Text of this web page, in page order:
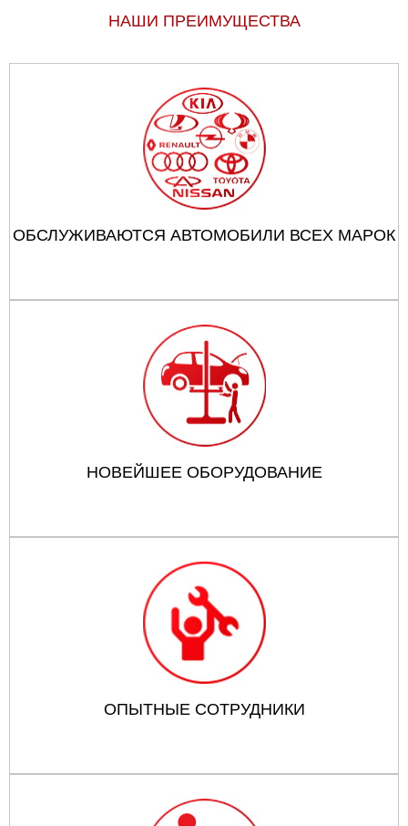
НАШИ ПРЕИМУЩЕСТВА
ОБСЛУЖИВАЮТСЯ АВТОМОБИЛИ ВСЕХ МАРОК
НОВЕЙШЕЕ ОБОРУДОВАНИЕ
ОПЫТНЫЕ СОТРУДНИКИ